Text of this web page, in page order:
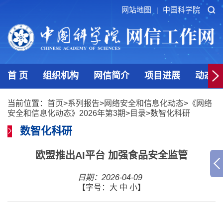
网站地图 中国科学院
首 页 组织机构 网信简介 项目进展 动态
当前位置： 首页>系列报告>网络安全和信息化动态> 《网络
安全和信息化动态》2026年第3期>目录>数智化科研
数智化科研
欧盟推出AI平台 加强食品安全监管
日期：2026-04-09
【字号： 大 中 小】